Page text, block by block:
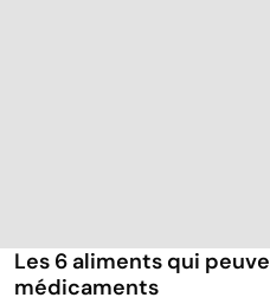
Les 6 aliments qui
médicaments